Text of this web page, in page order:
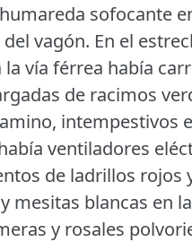
sofocante
vagón. En el
la vía férrea había
de racimos
intempestivos
ventiladores
de ladrillos rojos
mesitas blancas en
y rosales